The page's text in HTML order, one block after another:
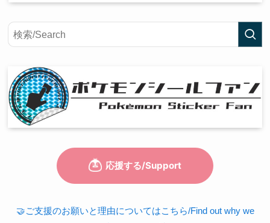
🤝ご支援のお願いと理由についてはこちら/Find out why we